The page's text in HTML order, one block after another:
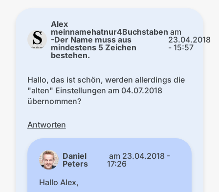
Alex
meinnamehatnur4Buchstaben
-Der Name muss aus
mindestens 5 Zeichen
bestehen.
am
23.04.2018
- 15:57
Hallo, das ist schön, werden allerdings die
"alten" Einstellungen am 04.07.2018
übernommen?
Antworten
Daniel
Peters
am 23.04.2018 -
17:26
Hallo Alex,